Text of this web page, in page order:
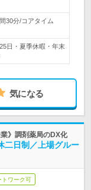
30分/コアタイム
日・夏季休暇・年末
気になる
》調剤薬局のDX化
二日制／上場グルー
トワーク可